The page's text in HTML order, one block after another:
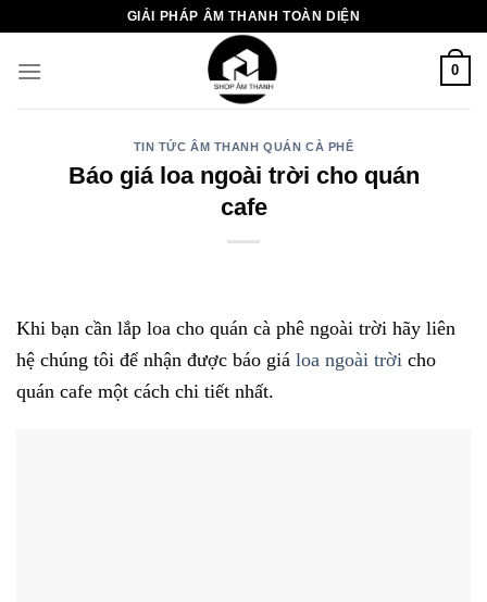
nội
GIẢI PHÁP ÂM THANH TOÀN DIỆN
0
TIN TỨC ÂM THANH QUÁN CÀ PHÊ
Báo giá loa ngoài trời cho quán
cafe
Khi bạn cần lắp loa cho quán cà phê ngoài trời hãy liên
hệ chúng tôi để nhận được báo giá loa ngoài trời cho
quán cafe một cách chi tiết nhất.